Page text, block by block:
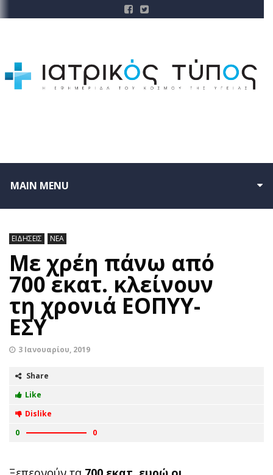
MAIN MENU
ΕΙΔΗΣΕΙΣ ΝΕΑ
Με χρέη πάνω από
700 εκατ. κλείνουν
τη χρονιά ΕΟΠΥΥ-
ΕΣΥ
3 Ιανουαρίου, 2019
Share
Like
Dislike
0
0